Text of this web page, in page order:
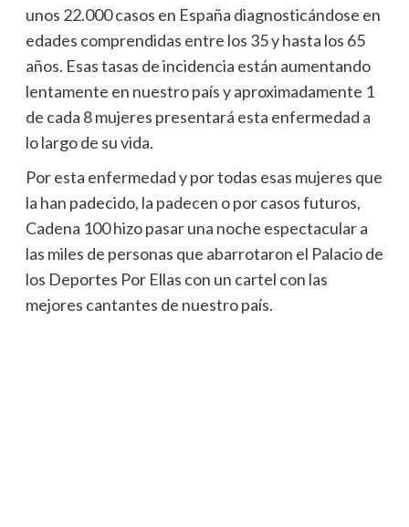
unos 22.000 casos en España diagnosticándose en
edades comprendidas entre los 35 y hasta los 65
años. Esas tasas de incidencia están aumentando
lentamente en nuestro país y aproximadamente 1
de cada 8 mujeres presentará esta enfermedad a
lo largo de su vida.
Por esta enfermedad y por todas esas mujeres que
la han padecido, la padecen o por casos futuros,
Cadena 100 hizo pasar una noche espectacular a
las miles de personas que abarrotaron el Palacio de
los Deportes Por Ellas con un cartel con las
mejores cantantes de nuestro país.